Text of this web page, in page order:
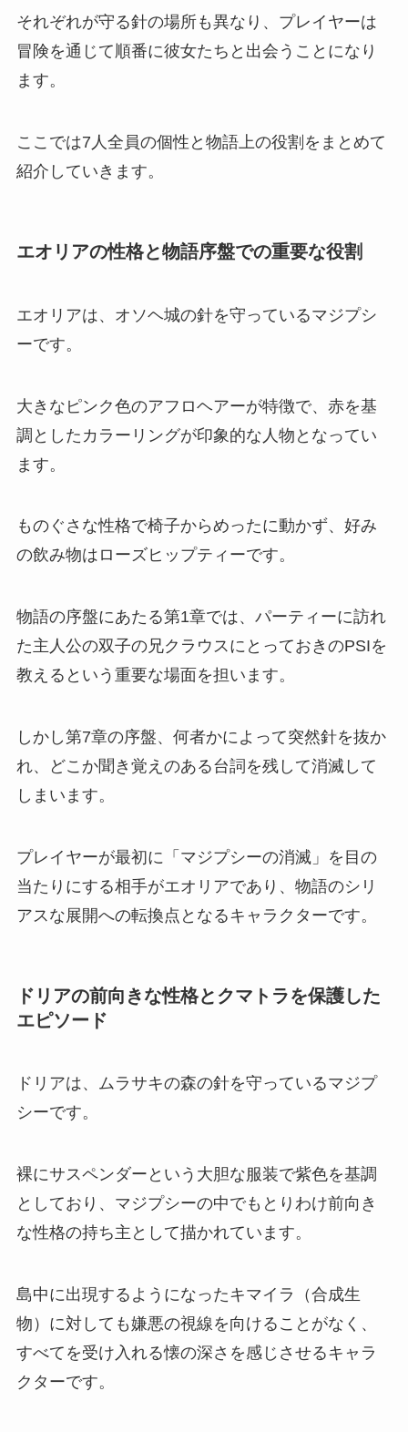
それぞれが守る針の場所も異なり、プレイヤーは
冒険を通じて順番に彼女たちと出会うことになり
ます。
ここでは7人全員の個性と物語上の役割をまとめて
紹介していきます。
エオリアの性格と物語序盤での重要な役割
エオリアは、オソヘ城の針を守っているマジプシ
ーです。
大きなピンク色のアフロヘアーが特徴で、赤を基
調としたカラーリングが印象的な人物となってい
ます。
ものぐさな性格で椅子からめったに動かず、好み
の飲み物はローズヒップティーです。
物語の序盤にあたる第1章では、パーティーに訪れ
た主人公の双子の兄クラウスにとっておきのPSIを
教えるという重要な場面を担います。
しかし第7章の序盤、何者かによって突然針を抜か
れ、どこか聞き覚えのある台詞を残して消滅して
しまいます。
プレイヤーが最初に「マジプシーの消滅」を目の
当たりにする相手がエオリアであり、物語のシリ
アスな展開への転換点となるキャラクターです。
ドリアの前向きな性格とクマトラを保護した
エピソード
ドリアは、ムラサキの森の針を守っているマジプ
シーです。
裸にサスペンダーという大胆な服装で紫色を基調
としており、マジプシーの中でもとりわけ前向き
な性格の持ち主として描かれています。
島中に出現するようになったキマイラ（合成生
物）に対しても嫌悪の視線を向けることがなく、
すべてを受け入れる懐の深さを感じさせるキャラ
クターです。